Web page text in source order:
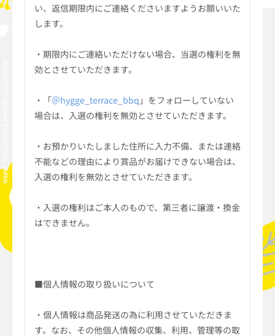
い、返信期限内にご連絡くださいますようお願いいた
します。
・期限内にご連絡いただけない場合、当選の権利を無
効とさせていただきます。
・「＠hygge_terrace_bbq 」をフォローしていない
場合は、入選の権利を無効とさせていただきます。
・お預かりいたしました住所に入力不備、または連絡
不能などの理由により賞品がお届けできない場合は、
入選の権利を無効とさせていただきます。
・入選の権利はご本人のもので、第三者に譲渡・換金
はできません。
■個人情報の取り扱いについて
・個人情報は商品発送の為に利用させていただきま
す。なお、その他個人情報の収集、利用、管理等の取